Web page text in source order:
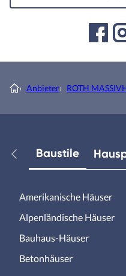
› Anbieter› ROTH
Baustile
Amerikanische Häuser
Alpenländische Häuser
Bauhaus-Häuser
Betonhäuser